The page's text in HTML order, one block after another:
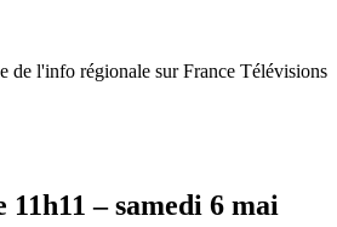
de l'info régionale sur France Télévisions
11h11 – samedi 6 mai